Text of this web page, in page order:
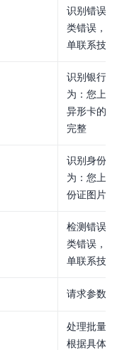
识别错误
类错误，
单联系技
识别银行
为：您上
异形卡的
完整
识别身份
为：您上
份证图片
检测错误
类错误，
单联系技
请求参数
处理批量
根据具体